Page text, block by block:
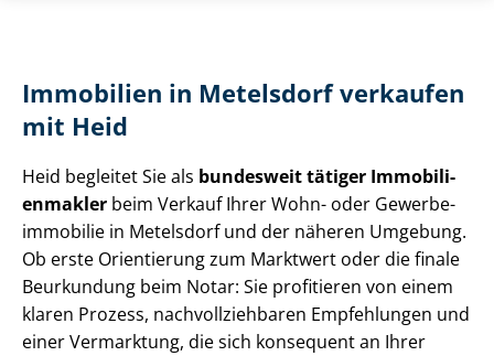
Immobilien in Metelsdorf verkaufen
mit Heid
Heid begleitet Sie als bundesweit tätiger Im­mo­bi­li­
en­mak­ler beim Verkauf Ihrer Wohn- oder Ge­wer­be­
im­mo­bi­lie in Metelsdorf und der näheren Umgebung.
Ob erste Orientierung zum Marktwert oder die finale
Beurkundung beim Notar: Sie profitieren von einem
klaren Prozess, nach­voll­zieh­ba­ren Empfehlungen und
einer Vermarktung, die sich konsequent an Ihrer